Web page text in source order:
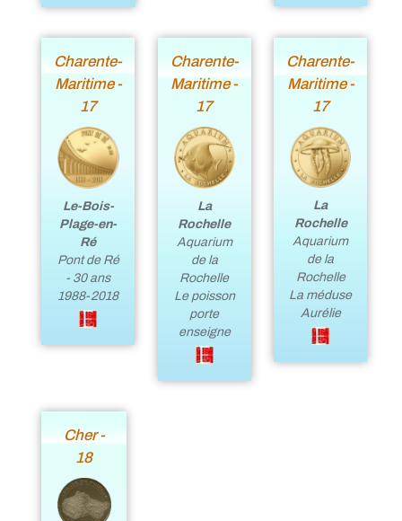
Charente-
Maritime -
17
Le-Bois-
Plage-en-
Ré
Pont de Ré
- 30 ans
1988-2018
Charente-
Maritime -
17
La
Rochelle
Aquarium
de la
Rochelle
Le poisson
porte
enseigne
Charente-
Maritime -
17
La
Rochelle
Aquarium
de la
Rochelle
La méduse
Aurélie
Cher -
18